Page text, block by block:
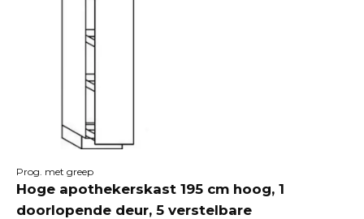
Prog. met greep
Hoge apothekerskast 195 cm hoog, 1
doorlopende deur, 5 verstelbare